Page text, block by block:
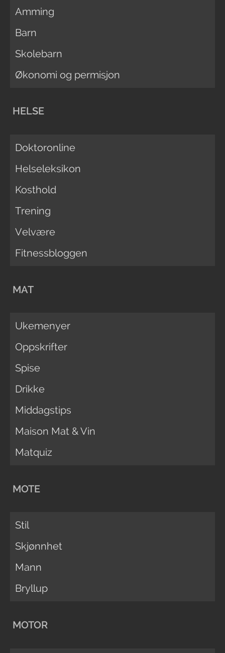
Amming
Barn
Skolebarn
Økonomi og permisjon
HELSE
Doktoronline
Helseleksikon
Kosthold
Trening
Velvære
Fitnessbloggen
MAT
Ukemenyer
Oppskrifter
Spise
Drikke
Middagstips
Maison Mat & Vin
Matquiz
MOTE
Stil
Skjønnhet
Mann
Bryllup
MOTOR